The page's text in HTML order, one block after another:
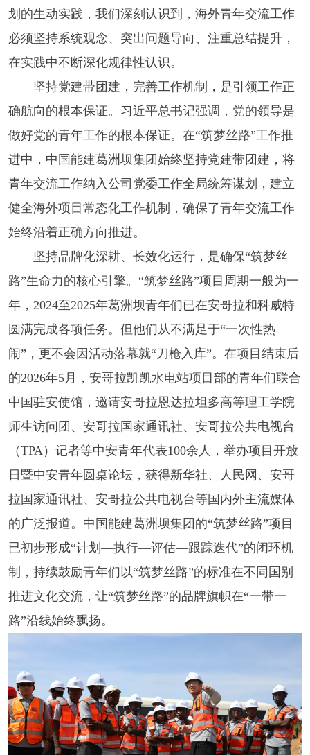
划的生动实践，我们深刻认识到，海外青年交流工作
必须坚持系统观念、突出问题导向、注重总结提升，
在实践中不断深化规律性认识。
坚持党建带团建，完善工作机制，是引领工作正
确航向的根本保证。习近平总书记强调，党的领导是
做好党的青年工作的根本保证。在“筑梦丝路”工作推
进中，中国能建葛洲坝集团始终坚持党建带团建，将
青年交流工作纳入公司党委工作全局统筹谋划，建立
健全海外项目常态化工作机制，确保了青年交流工作
始终沿着正确方向推进。
坚持品牌化深耕、长效化运行，是确保“筑梦丝
路”生命力的核心引擎。“筑梦丝路”项目周期一般为一
年，2024至2025年葛洲坝青年们已在安哥拉和科威特
圆满完成各项任务。但他们从不满足于“一次性热
闹”，更不会因活动落幕就“刀枪入库”。在项目结束后
的2026年5月，安哥拉凯凯水电站项目部的青年们联合
中国驻安使馆，邀请安哥拉恩达拉坦多高等理工学院
师生访问团、安哥拉国家通讯社、安哥拉公共电视台
（TPA）记者等中安青年代表100余人，举办项目开放
日暨中安青年圆桌论坛，获得新华社、人民网、安哥
拉国家通讯社、安哥拉公共电视台等国内外主流媒体
的广泛报道。中国能建葛洲坝集团的“筑梦丝路”项目
已初步形成“计划—执行—评估—跟踪迭代”的闭环机
制，持续鼓励青年们以“筑梦丝路”的标准在不同国别
推进文化交流，让“筑梦丝路”的品牌旗帜在“一带一
路”沿线始终飘扬。